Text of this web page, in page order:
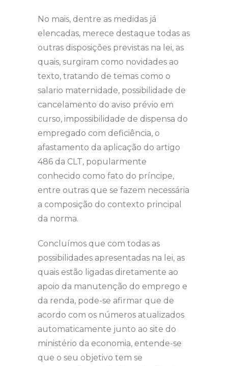
No mais, dentre as medidas já
elencadas, merece destaque todas as
outras disposições previstas na lei, as
quais, surgiram como novidades ao
texto, tratando de temas como o
salario maternidade, possibilidade de
cancelamento do aviso prévio em
curso, impossibilidade de dispensa do
empregado com deficiência, o
afastamento da aplicação do artigo
486 da CLT, popularmente
conhecido como fato do príncipe,
entre outras que se fazem necessária
a composição do contexto principal
da norma.
Concluímos que com todas as
possibilidades apresentadas na lei, as
quais estão ligadas diretamente ao
apoio da manutenção do emprego e
da renda, pode-se afirmar que de
acordo com os números atualizados
automaticamente junto ao site do
ministério da economia, entende-se
que o seu objetivo tem se